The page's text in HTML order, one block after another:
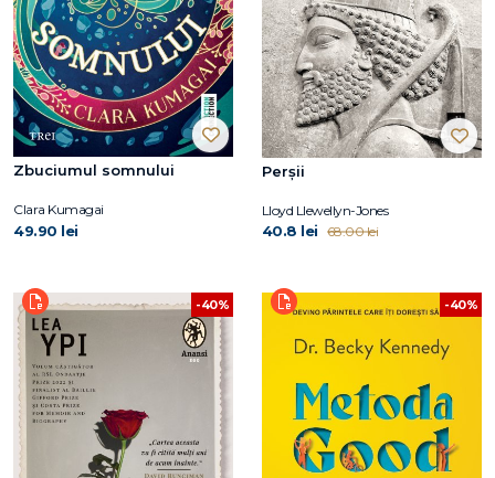
Zbuciumul somnului
Clara Kumagai
49.90 lei
Perșii
Lloyd Llewellyn-Jones
40.8 lei 68.00 lei
-40% -40%